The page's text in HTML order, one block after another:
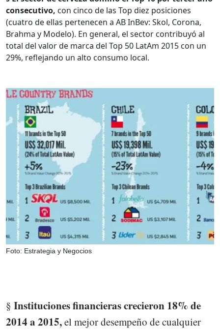
consecutivo, con cinco de las Top diez posiciones
(cuatro de ellas pertenecen a AB InBev: Skol, Corona,
Brahma y Modelo). En general, el sector contribuyó al
total del valor de marca del Top 50 LatAm 2015 con un
29%, reflejando un alto consumo local.
Foto: Estrategia y Negocios
§ Instituciones financieras crecieron 18% de
2014 a 2015,el mejor desempeño de cualquier